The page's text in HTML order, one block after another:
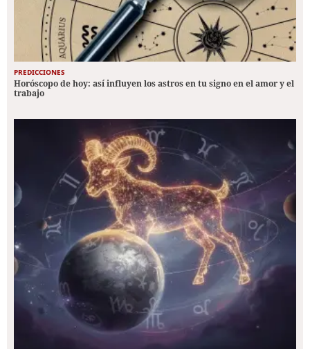
PREDICCIONES
Horóscopo de hoy: así influyen los astros en tu signo en el amor y el
trabajo